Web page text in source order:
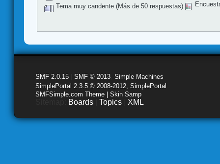
Tema muy candente (Más de 50 respuestas)
SMF 2.0.15 SMF © 2013 Simple Machines
SimplePortal 2.3.5 © 2008-2012, SimplePortal
SMFSimple.com Theme | Skin Samp
Boards Topics XML